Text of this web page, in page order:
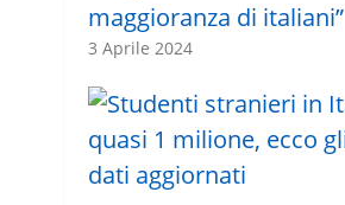
maggioranza di italiani”
3 Aprile 2024